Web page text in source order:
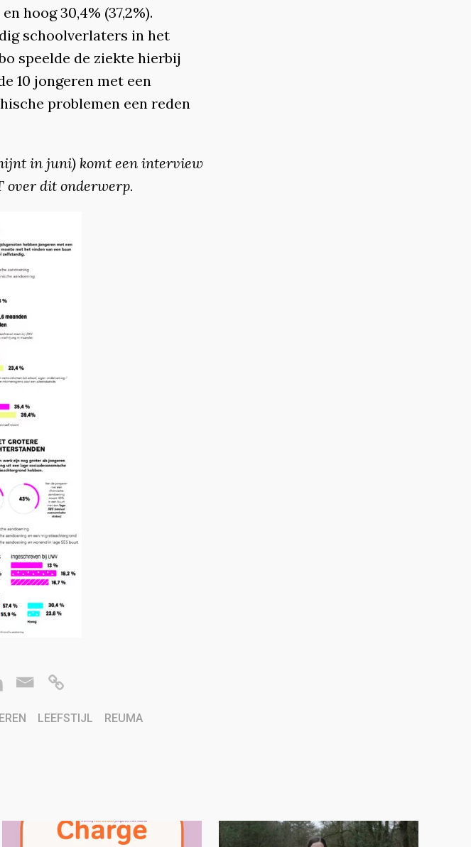
hoog 30,4% (37,2%).
schoolverlaters in het
speelde de ziekte hierbij
10 jongeren met een
problemen een reden
in juni) komt een interview
over dit onderwerp.
LEEFSTIJL
REUMA